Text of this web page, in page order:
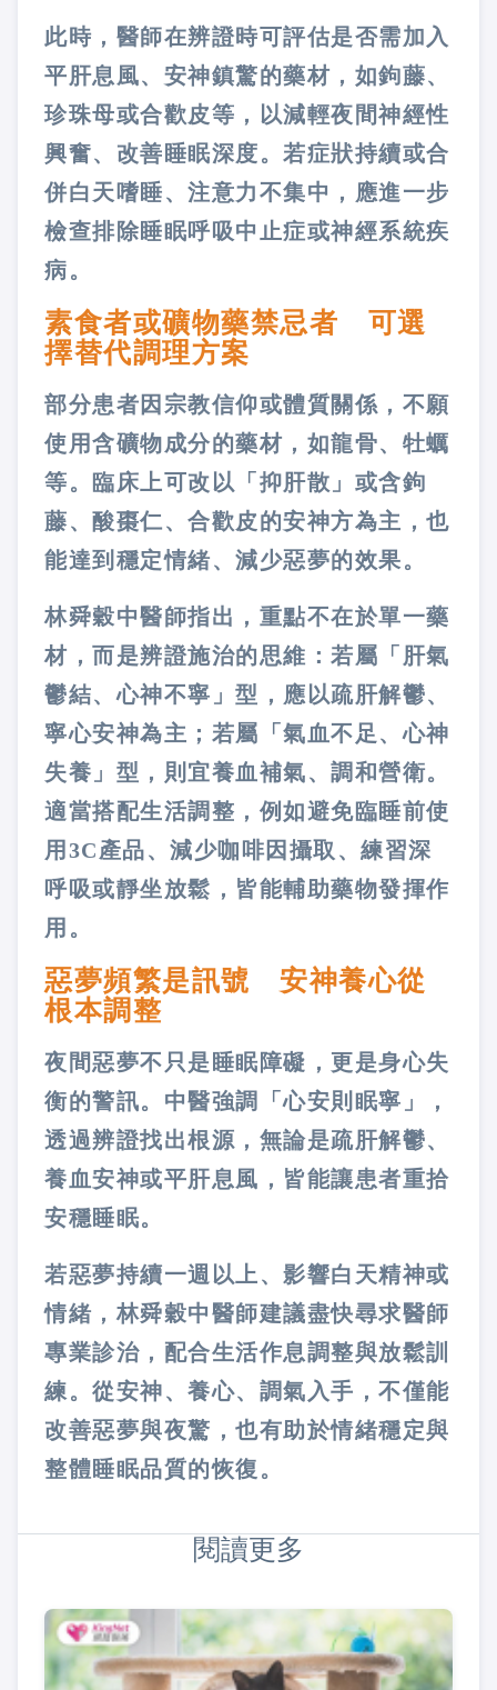
此時，醫師在辨證時可評估是否需加入
平肝息風、安神鎮驚的藥材，如鉤藤、
珍珠母或合歡皮等，以減輕夜間神經性
興奮、改善睡眠深度。若症狀持續或合
併白天嗜睡、注意力不集中，應進一步
檢查排除睡眠呼吸中止症或神經系統疾
病。
素食者或礦物藥禁忌者 可選
擇替代調理方案
部分患者因宗教信仰或體質關係，不願
使用含礦物成分的藥材，如龍骨、牡蠣
等。臨床上可改以「抑肝散」或含鉤
藤、酸棗仁、合歡皮的安神方為主，也
能達到穩定情緒、減少惡夢的效果。
林舜穀中醫師指出，重點不在於單一藥
材，而是辨證施治的思維：若屬「肝氣
鬱結、心神不寧」型，應以疏肝解鬱、
寧心安神為主；若屬「氣血不足、心神
失養」型，則宜養血補氣、調和營衛。
適當搭配生活調整，例如避免臨睡前使
用3C產品、減少咖啡因攝取、練習深
呼吸或靜坐放鬆，皆能輔助藥物發揮作
用。
惡夢頻繁是訊號 安神養心從
根本調整
夜間惡夢不只是睡眠障礙，更是身心失
衡的警訊。中醫強調「心安則眠寧」，
透過辨證找出根源，無論是疏肝解鬱、
養血安神或平肝息風，皆能讓患者重拾
安穩睡眠。
若惡夢持續一週以上、影響白天精神或
情緒，林舜穀中醫師建議盡快尋求醫師
專業診治，配合生活作息調整與放鬆訓
練。從安神、養心、調氣入手，不僅能
改善惡夢與夜驚，也有助於情緒穩定與
整體睡眠品質的恢復。
閱讀更多